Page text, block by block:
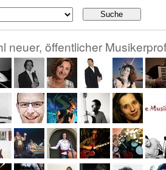
neuer, öffentlicher